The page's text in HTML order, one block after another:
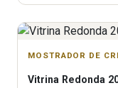
MOSTRADOR DE
Vitrina Redonda